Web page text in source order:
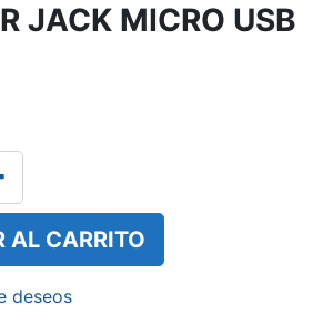
JACK MICRO USB
AL CARRITO
deseos